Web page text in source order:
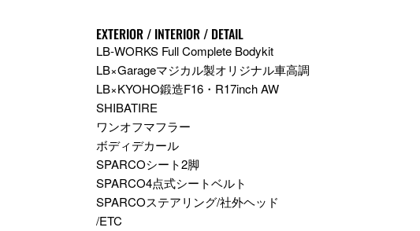
EXTERIOR / INTERIOR / DETAIL
LB-WORKS Full Complete Bodykit
LB×Garageマジカル製オリジナル車高調
LB×KYOHO鍛造F16・R17inch AW
SHIBATIRE
ワンオフマフラー
ボディデカール
SPARCOシート2脚
SPARCO4点式シートベルト
SPARCOステアリング/社外ヘッド
/ETC